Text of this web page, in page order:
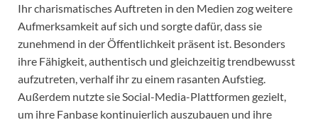
Ihr charismatisches Auftreten in den Medien zog weitere
Aufmerksamkeit auf sich und sorgte dafür, dass sie
zunehmend in der Öffentlichkeit präsent ist. Besonders
ihre Fähigkeit, authentisch und gleichzeitig trendbewusst
aufzutreten, verhalf ihr zu einem rasanten Aufstieg.
Außerdem nutzte sie Social-Media-Plattformen gezielt,
um ihre Fanbase kontinuierlich auszubauen und ihre